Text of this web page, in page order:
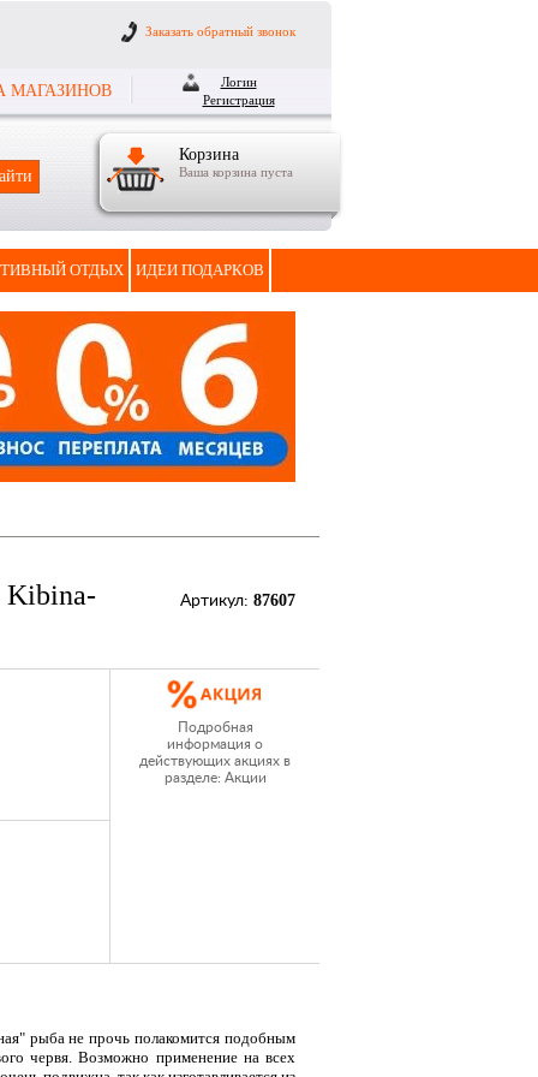
Заказать обратный звонок
МАГАЗИНОВ
Логин
Регистрация
Корзина
Ваша корзина пуста
ОТДЫХ ИДЕИ ПОДАРКОВ
Kibina-
Артикул: 87607
Подробная
информация о
действующих акциях в
разделе: Акции
рыба не прочь полакомится подобным
червя. Возможно применение на всех